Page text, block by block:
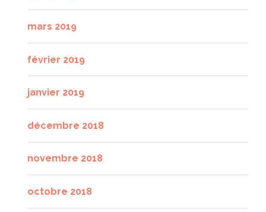
mars 2019
février 2019
janvier 2019
décembre 2018
novembre 2018
octobre 2018